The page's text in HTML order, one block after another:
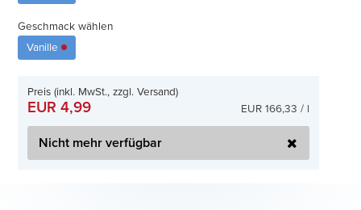
Geschmack wählen
Vanille
Preis (inkl. MwSt., zzgl. Versand)
EUR 4,99 EUR 166,33 / l
Nicht mehr verfügbar